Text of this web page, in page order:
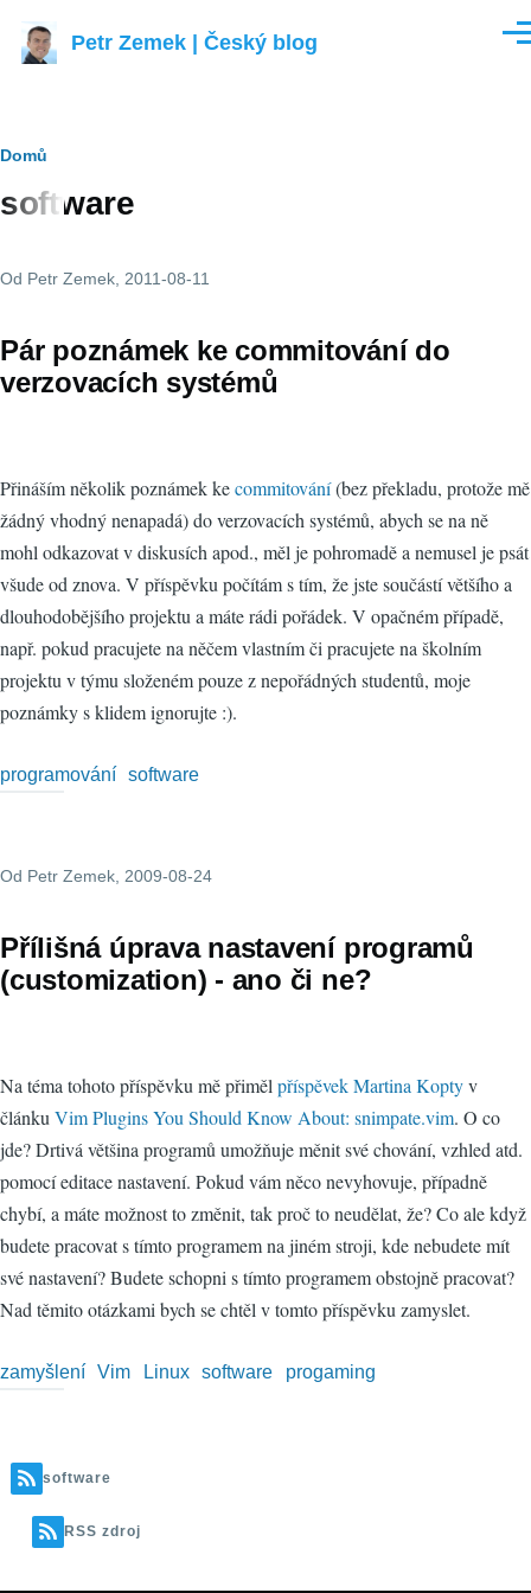
Petr Zemek | Český blog
Drobečková
navigace
Domů
software
Od Petr Zemek , 2011-08-11
Pár poznámek ke commitování do
verzovacích systémů
Přináším několik poznámek kecommitování(bez překladu, protože mě
žádný vhodný nenapadá) do verzovacích systémů, abych se na ně
mohl odkazovat v diskusích apod., měl je pohromadě a nemusel je psát
všude od znova. V příspěvku počítám s tím, že jste součástí většího a
dlouhodobějšího projektu a máte rádi pořádek. V opačném případě,
např. pokud pracujete na něčem vlastním či pracujete na školním
projektu v týmu složeném pouze z nepořádných studentů, moje
poznámky s klidem ignorujte :).
programování software
Od Petr Zemek , 2009-08-24
Přílišná úprava nastavení programů
(customization) - ano či ne?
Na téma tohoto příspěvku mě přiměl příspěvekMartina Koptyv
článku Vim Plugins You Should Know About: snimpate.vim. O co
jde? Drtivá většina programů umožňuje měnit své chování, vzhled atd.
pomocí editace nastavení. Pokud vám něco nevyhovuje, případně
chybí, a máte možnost to změnit, tak proč to neudělat, že? Co ale když
budete pracovat s tímto programem na jiném stroji, kde nebudete mít
své nastavení? Budete schopni s tímto programem obstojně pracovat?
Nad těmito otázkami bych se chtěl v tomto příspěvku zamyslet.
zamyšlení Vim Linux software progaming
software
RSS zdroj